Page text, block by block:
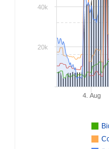
4. Aug
20k
40k